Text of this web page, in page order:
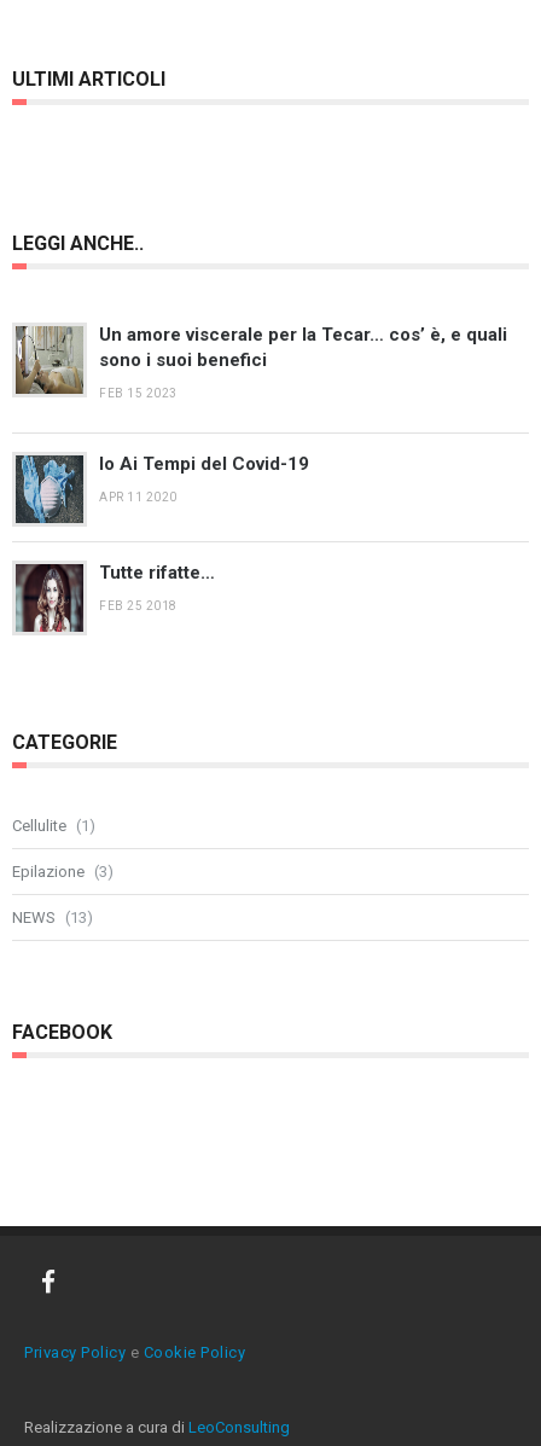
ULTIMI ARTICOLI
LEGGI ANCHE..
Un amore viscerale per la Tecar… cos’ è, e quali
sono i suoi benefici
FEB 15 2023
Io Ai Tempi del Covid-19
APR 11 2020
Tutte rifatte…
FEB 25 2018
CATEGORIE
Cellulite (1)
Epilazione (3)
NEWS (13)
FACEBOOK
Privacy Policy e Cookie Policy
Realizzazione a cura di LeoConsulting